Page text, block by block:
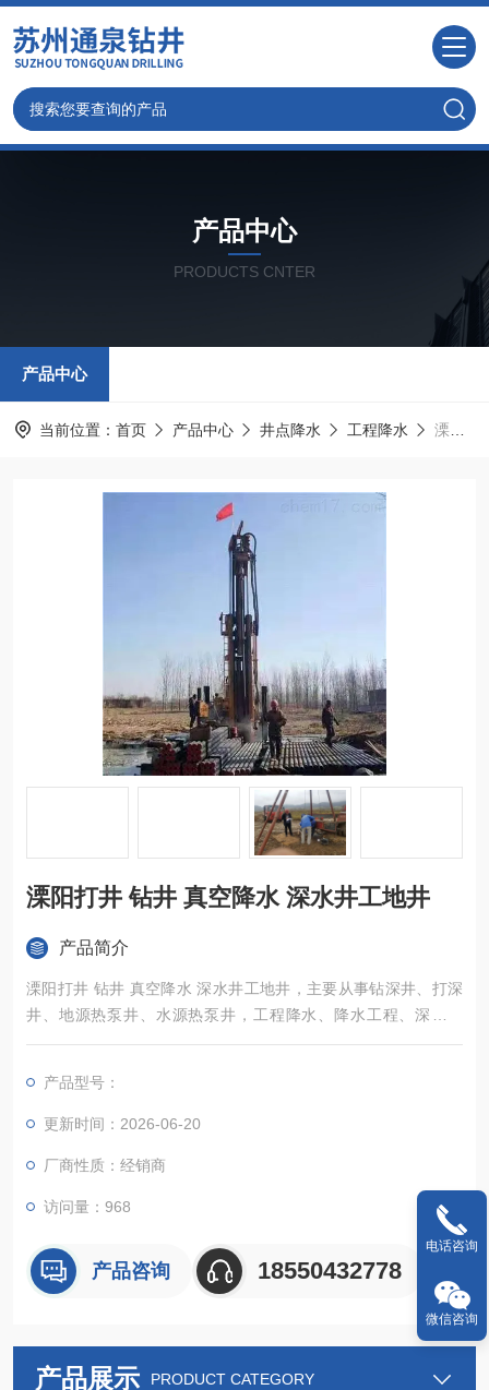
产品中心
PRODUCTS CNTER
产品中心
当前位置： 首页 产品中心 井点降水 工程降水 溧阳打井 钻井 真空降水 深水井工地井
溧阳打井 钻井 真空降水 深水井工地井
产品简介
溧阳打井 钻井 真空降水 深水井工地井，主要从事钻深井、打深
井、地源热泵井、水源热泵井，工程降水、降水工程、深井降
水、管井降水、水空调冷风机及各种通风降温换气、除尘设备销
务、良好的信誉，现成发展成为一家颇具规模的钻井安装工程
产品型号：
更新时间：2026-06-20
厂商性质：经销商
访问量：968
产品咨询 18550432778
产品展示 PRODUCT CATEGORY
电话咨询
微信咨询